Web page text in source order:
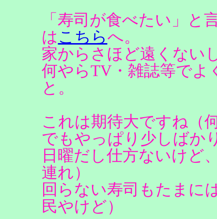
「寿司が食べたい」と
は こちらへ。
家からさほど遠くない
何やらTV・雑誌等でよ
と。
これは期待大ですね（
でもやっぱり少しばか
日曜だし仕方ないけど
連れ）
回らない寿司もたまに
民やけど）